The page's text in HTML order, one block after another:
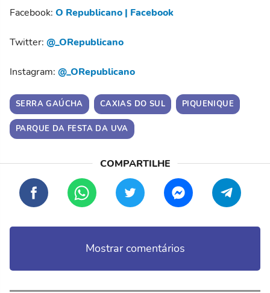
Facebook: O Republicano | Facebook
Twitter: @_ORepublicano
Instagram: @_ORepublicano
SERRA GAÚCHA CAXIAS DO SUL PIQUENIQUE
PARQUE DA FESTA DA UVA
Mostrar comentários